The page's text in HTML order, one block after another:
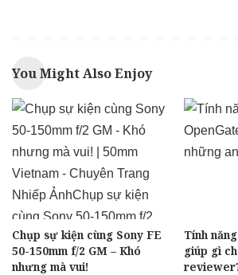
You Might Also Enjoy
Chụp sự kiện cùng Sony FE
50-150mm f/2 GM – Khó
nhưng mà vui!
Tính
giúp gì